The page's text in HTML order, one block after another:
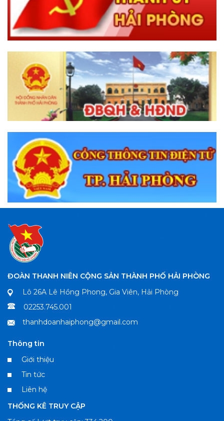
ĐOÀN THANH NIÊN CỘNG SẢN THÀNH PHỐ HẢI PHÒNG
Lô 26A Lê Hồng Phong, Gia Viên, Hải Phòng
02253.745.001
thanhdoanhaiphong@gmail.com
Thông tin
Giới thiệu
Tin tức
Liên hệ
THỐNG KÊ TRUY CẬP